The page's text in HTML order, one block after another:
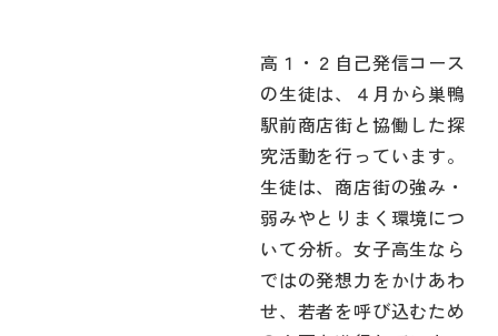
高１・２自己発信コース
の生徒は、４月から巣鴨
駅前商店街と協働した探
究活動を行っています。
生徒は、商店街の強み・
弱みやとりまく環境につ
いて分析。女子高生なら
ではの発想力をかけあわ
せ、若者を呼び込むため